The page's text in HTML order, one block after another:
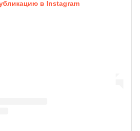
в Instagram